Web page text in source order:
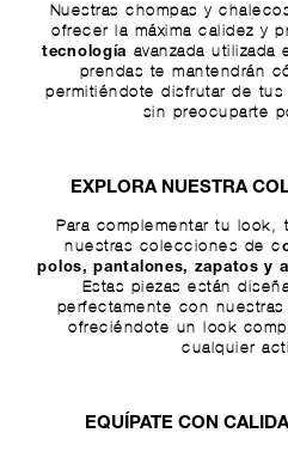
Nuestras chompas y
ofrecer la máxima calidez y
tecnología
avanzada
prendas te mantendrán
permitiéndote disfrutar de
sin preocuparte
EXPLORA NUESTRA
Para complementar tu look,
nuestras colecciones de c
polos,pantalones, zapatos y
Estas piezas están
perfectamente con
ofreciéndote un look
cualquier
EQUÍPATE CON